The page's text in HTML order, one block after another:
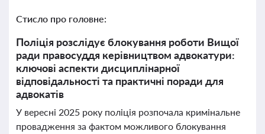
Стисло про головне:
Поліція розслідує блокування роботи Вищої
ради правосуддя керівництвом адвокатури:
ключові аспекти дисциплінарної
відповідальності та практичні поради для
адвокатів
У вересні 2025 року поліція розпочала кримінальне
провадження за фактом можливого блокування